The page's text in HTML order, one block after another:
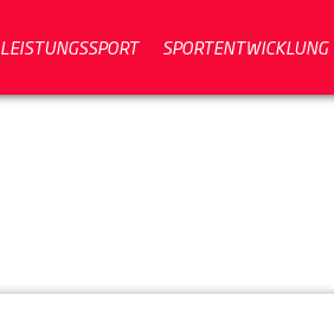
LEISTUNGSSPORT SPORTENTWICKLUNG